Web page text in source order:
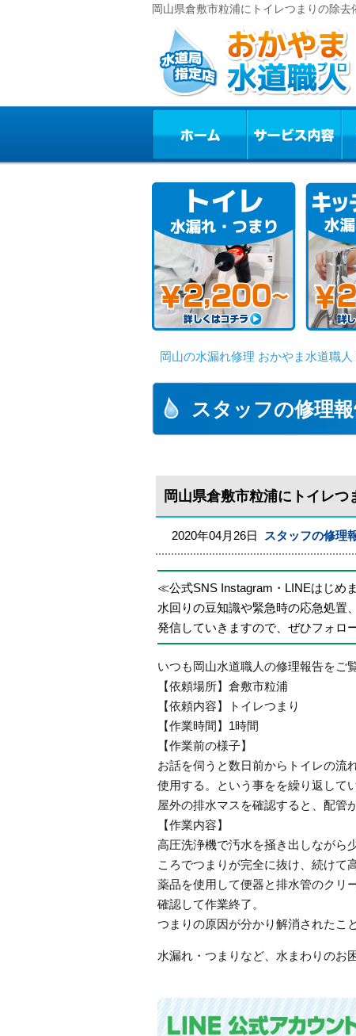
岡山県倉敷市粒浦にトイレつまりの除
岡山の水漏れ修理 おかやま水道職人
スタッフの修理
岡山県倉敷市粒浦にトイレ
2020年04月26日 スタッフの修理
≪公式SNS Instagram・LINEはじめ
水回りの豆知識や緊急時の応急処置
発信していきますので、ぜひフォロ
いつも岡山水道職人の修理報告をご
【依頼場所】倉敷市粒浦
【依頼内容】トイレつまり
【作業時間】1時間
【作業前の様子】
お話を伺うと数日前からトイレの流
使用する。という事をを繰り返して
屋外の排水マスを確認すると、配管
【作業内容】
高圧洗浄機で汚水を掻き出しながら
ころでつまりが完全に抜け、続けて
薬品を使用して便器と排水管のクリ
確認して作業終了。
つまりの原因が分かり解消されたこ
水漏れ・つまりなど、水まわりのお